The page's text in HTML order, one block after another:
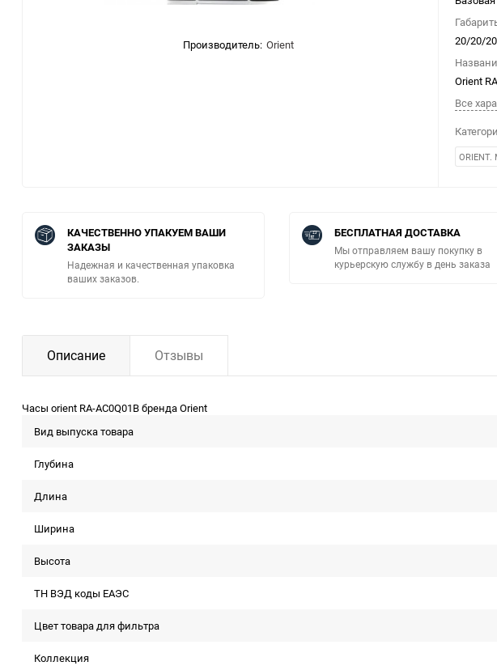
Производитель: Orient
20/20/20
Orient
Все
КАЧЕСТВЕННО УПАКУЕМ ВАШИ
ЗАКАЗЫ
Надежная и качественная упаковка
ваших заказов.
БЕСПЛАТНАЯ ДОСТАВКА
Мы отправляем вашу покупку в
курьерскую службу в день заказа
Описание Отзывы
Часы orient RA-AC0Q01B бренда Orient
Вид выпуска товара
Глубина
Длина
Ширина
Высота
ТН ВЭД коды ЕАЭС
Цвет товара для фильтра
Коллекция